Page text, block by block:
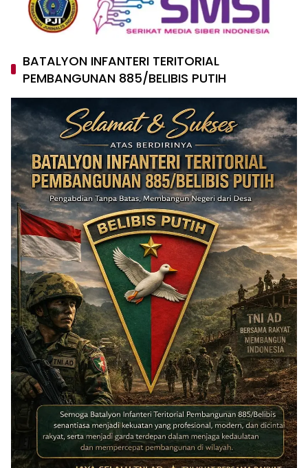
BATALYON INFANTERI TERITORIAL
PEMBANGUNAN 885/BELIBIS PUTIH